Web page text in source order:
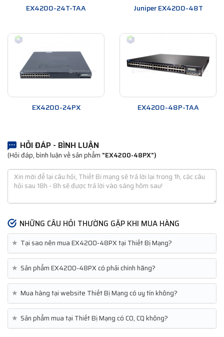
EX4200-24T-TAA Juniper EX4200-48T
EX4200-24PX EX4200-48P-TAA
HỎI ĐÁP - BÌNH LUẬN
(Hỏi đáp, bình luận về sản phẩm "EX4200-48PX")
NHỮNG CÂU HỎI THƯỜNG GẶP KHI MUA HÀNG
★ Tại sao nên mua EX4200-48PX tại Thiết Bị Mạng?
★ Sản phẩm EX4200-48PX có phải chính hãng?
★ Mua hàng tại website Thiết Bị Mạng có uy tín không?
★ Sản phẩm mua tại Thiết Bị Mạng có CO, CQ không?